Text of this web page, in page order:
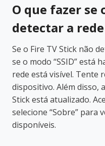
O que fazer se
detectar a
Se o Fire TV Stick não
se o modo “SSID” está
rede está visível. Tente
dispositivo. Além disso,
Stick está atualizado.
selecione “Sobre” para
disponíveis.